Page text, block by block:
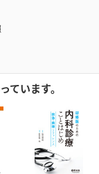
ています。